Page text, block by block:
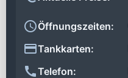
Öffnungszeiten:
Tankkarten:
Telefon: